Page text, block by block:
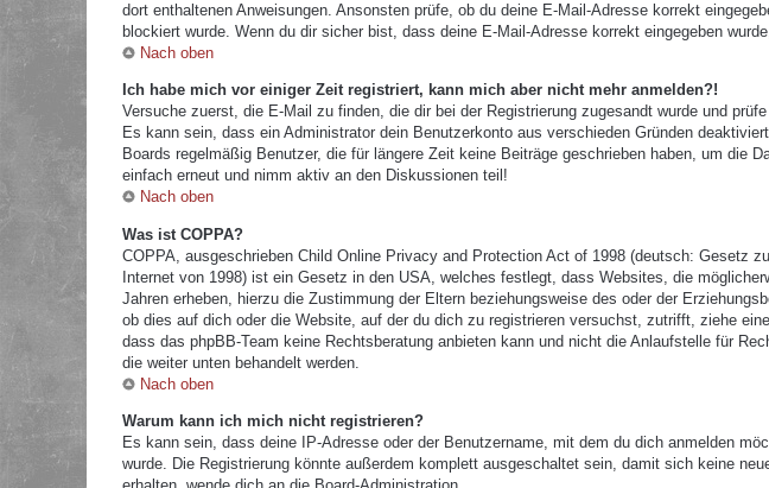
dort enthaltenen Anweisungen. Ansonsten prüfe, ob du deine E-Mail-Adresse korrekt
blockiert wurde. Wenn du dir sicher bist, dass deine E-Mail-Adresse korrekt eingegeben
Nach oben
Ich habe mich vor einiger Zeit registriert, kann mich aber nicht mehr anmelden?!
Versuche zuerst, die E-Mail zu finden, die dir bei der Registrierung zugesandt wurde und
Es kann sein, dass ein Administrator dein Benutzerkonto aus verschieden Gründen
Boards regelmäßig Benutzer, die für längere Zeit keine Beiträge geschrieben haben, um die
einfach erneut und nimm aktiv an den Diskussionen teil!
Nach oben
Was ist COPPA?
COPPA, ausgeschrieben Child Online Privacy and Protection Act of 1998 (deutsch: Gesetz
Internet von 1998) ist ein Gesetz in den USA, welches festlegt, dass Websites, die
Jahren erheben, hierzu die Zustimmung der Eltern beziehungsweise des oder der
ob dies auf dich oder die Website, auf der du dich zu registrieren versuchst, zutrifft, ziehe
dass das phpBB-Team keine Rechtsberatung anbieten kann und nicht die Anlaufstelle für
die weiter unten behandelt werden.
Nach oben
Warum kann ich mich nicht registrieren?
Es kann sein, dass deine IP-Adresse oder der Benutzername, mit dem du dich anmelden
wurde. Die Registrierung könnte außerdem komplett ausgeschaltet sein, damit sich keine